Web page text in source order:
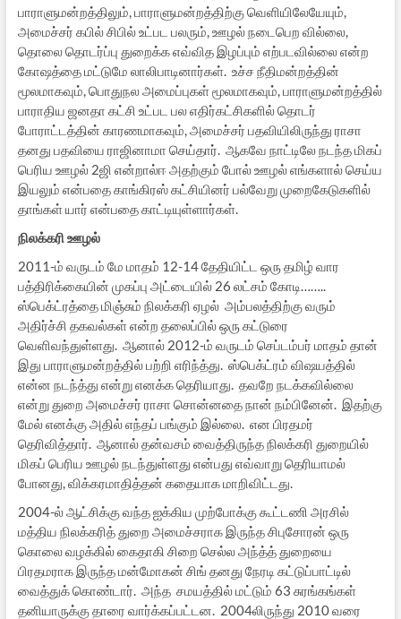
பாராளுமன்றத்திலும், பாராளுமன்றத்திற்கு வெளியிலேயேயும்,
அமைச்சர் கபில் சிபில் உட்பட பலரும், ஊழல் நடைபெற வில்லை,
தொலை தொடர்ப்பு துறைக்க எவ்வித இழப்பும் எற்படவில்லை என்ற
கோஷத்தை மட்டுமே லாலிபாடினார்கள். உச்ச நீதிமன்றத்தின்
மூலமாகவும், பொதுநல அமைப்புகள் மூலமாகவும், பாராளுமன்றத்தில்
பாராதிய ஜனதா கட்சி உட்பட பல எதிர்கட்சிகளில் தொடர்
போராட்டத்தின் காரணமாகவும், அமைச்சர் பதவியிலிருந்து ராசா
தனது பதவியை ராஜினாமா செய்தார். ஆகவே நாட்டிலே நடந்த மிகப்
பெரிய ஊழல் 2ஜி என்றால்ஈ அதற்கும் போல் ஊழல் எங்களால் செய்ய
இயலும் என்பதை காங்கிரஸ் கட்சியினர் பல்வேறு முறைகேடுகளில்
தாங்கள் யார் என்பதை காட்டியுள்ளார்கள்.
நிலக்கரி ஊழல்
2011-ம் வருடம் மே மாதம் 12-14 தேதியிட்ட ஒரு தமிழ் வார
பத்திரிக்கையின் முகப்பு அட்டையில் 26 லட்சம் கோடி……..
ஸ்பெக்ட்ரத்தை மிஞ்சும் நிலக்கரி ஏழல் அம்பலத்திற்கு வரும்
அதிர்ச்சி தகவல்கள் என்ற தலைப்பில் ஒரு கட்டுரை
வெளிவந்துள்ளது. ஆனால் 2012-ம் வருடம் செப்டம்பர் மாதம் தான்
இது பாராளுமன்றத்தில் பற்றி எரிந்த்து. ஸ்பெக்ட்ரம் விஷயத்தில்
என்ன நடந்த்து என்று எனக்க தெரியாது. தவறே நடக்கவில்லை
என்று துறை அமைச்சர் ராசா சொன்னதை நான் நம்பினேன். இதற்கு
மேல் எனக்கு அதில் எந்தப் பங்கும் இல்லை. என பிரதமர்
தெரிவித்தார். ஆனால் தன்வசம் வைத்திருந்த நிலக்கரி துறையில்
மிகப் பெரிய ஊழல் நடந்துள்ளது என்பது எவ்வாறு தெரியாமல்
போனது, விக்கரமாதித்தன் கதையாக மாறிவிட்டது.
2004-ல் ஆட்சிக்கு வந்த ஐக்கிய முற்போக்கு கூட்டணி அரசில்
மத்திய நிலக்கரித் துறை அமைச்சராக இருந்த சிபுசோரன் ஒரு
கொலை வழக்கில் கைதாகி சிறை செல்ல அந்த்த் துறையை
பிரதமராக இருந்த மன்மோகன் சிங் தனது நேரடி கட்டுப்பாட்டில்
வைத்துக் கொண்டார். அந்த சமயத்தில் மட்டும் 63 சுரங்கங்கள்
தனியாருக்கு தாரை வார்க்கப்பட்டன. 2004லிருந்து 2010 வரை